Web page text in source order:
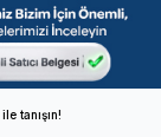
tanışın!